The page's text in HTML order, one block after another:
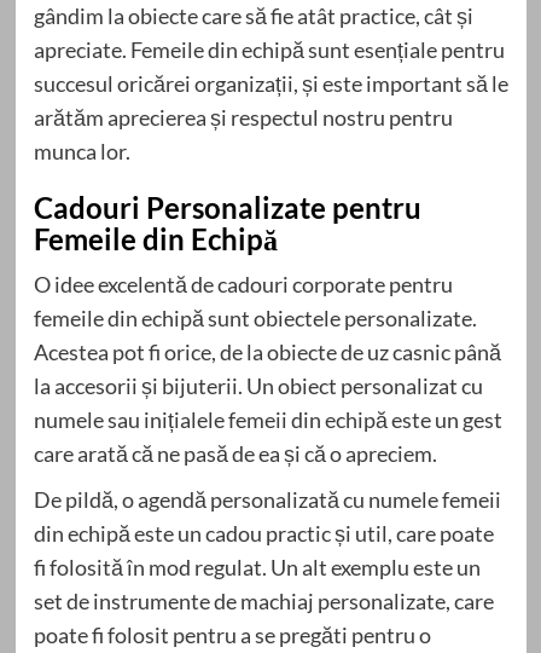
gândim la obiecte care să fie atât practice, cât și
apreciate. Femeile din echipă sunt esențiale pentru
succesul oricărei organizații, și este important să le
arătăm aprecierea și respectul nostru pentru
munca lor.
Cadouri Personalizate pentru
Femeile din Echipă
O idee excelentă de cadouri corporate pentru
femeile din echipă sunt obiectele personalizate.
Acestea pot fi orice, de la obiecte de uz casnic până
la accesorii și bijuterii. Un obiect personalizat cu
numele sau inițialele femeii din echipă este un gest
care arată că ne pasă de ea și că o apreciem.
De pildă, o agendă personalizată cu numele femeii
din echipă este un cadou practic și util, care poate
fi folosită în mod regulat. Un alt exemplu este un
set de instrumente de machiaj personalizate, care
poate fi folosit pentru a se pregăti pentru o